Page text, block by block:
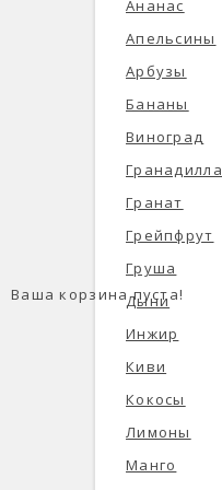
Ваша корзина пуста!
Ананас
Апельсины
Арбузы
Бананы
Виноград
Гранадилла
Гранат
Грейпфрут
Груша
Дыни
Инжир
Киви
Кокосы
Лимоны
Манго